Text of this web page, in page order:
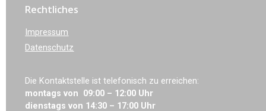
Rechtliches
Impressum
Datenschutz
Die Kontaktstelle ist telefonisch zu erreichen:
montags von 09:00 – 12:00 Uhr
dienstags von 14:30 – 17:00 Uhr